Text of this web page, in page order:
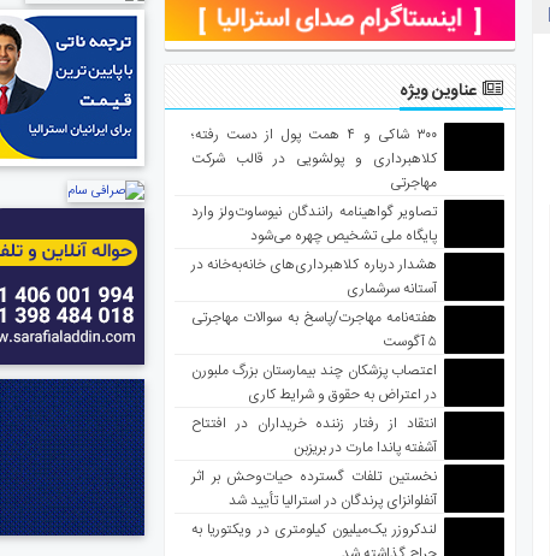
عناوین ویژه
۳۰۰ شاکی و ۴ همت پول از دست رفته؛
کلاهبرداری و پولشویی در قالب شرکت
مهاجرتی
تصاویر گواهینامه رانندگان نیوساوت‌ولز وارد
پایگاه ملی تشخیص چهره می‌شود
هشدار درباره کلاهبرداری‌های خانه‌به‌خانه در
آستانه سرشماری
هفته‌نامه مهاجرت/پاسخ به سوالات مهاجرتی
۵ آگوست
اعتصاب پزشکان چند بیمارستان بزرگ ملبورن
در اعتراض به حقوق و شرایط کاری
انتقاد از رفتار زننده خریداران در افتتاح
آشفته پاندا مارت در بریزبن
نخستین تلفات گسترده حیات‌وحش بر اثر
آنفلوانزای پرندگان در استرالیا تأیید شد
لندکروزر یک‌میلیون کیلومتری در ویکتوریا به